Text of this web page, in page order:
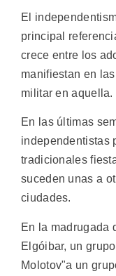
El
principal
crece entre los
manifiestan en
militar en aquella.
En las últimas
independentistas
tradicionales
suceden unas a
ciudades.
En la madrugada
Elgóibar, un
Molotov"a un